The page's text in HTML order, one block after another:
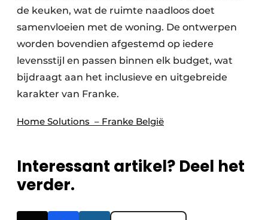
de keuken, wat de ruimte naadloos doet
samenvloeien met de woning. De ontwerpen
worden bovendien afgestemd op iedere
levensstijl en passen binnen elk budget, wat
bijdraagt aan het inclusieve en uitgebreide
karakter van Franke.
Home Solutions – Franke België
Interessant artikel? Deel het
verder.